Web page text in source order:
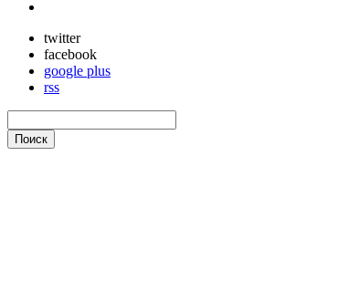
twitter
facebook
google plus
rss